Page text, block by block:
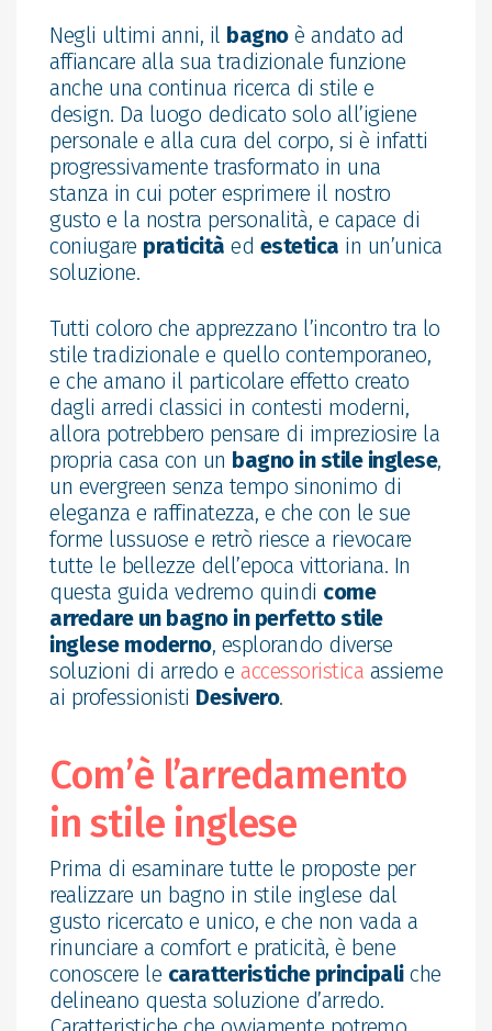
Negli ultimi anni, il bagnoè andato ad
affiancare alla sua tradizionale funzione
anche una continua ricerca di stile e
design. Da luogo dedicato solo all’igiene
personale e alla cura del corpo, si è infatti
progressivamente trasformato in una
stanza in cui poter esprimere il nostro
gusto e la nostra personalità, e capace di
coniugare praticità ed estetica in un’unica
soluzione.
Tutti coloro che apprezzano l’incontro tra lo
stile tradizionale e quello contemporaneo,
e che amano il particolare effetto creato
dagli arredi classici in contesti moderni,
allora potrebbero pensare di impreziosire la
propria casa con un bagno in stile inglese,
un evergreen senza tempo sinonimo di
eleganza e raffinatezza, e che con le sue
forme lussuose e retrò riesce a rievocare
tutte le bellezze dell’epoca vittoriana. In
questa guida vedremo quindi come
arredare un bagno in perfetto stile
inglese moderno, esplorando diverse
soluzioni di arredo e accessoristica assieme
ai professionisti Desivero.
Com’è l’arredamento
in stile inglese
Prima di esaminare tutte le proposte per
realizzare un bagno in stile inglese dal
gusto ricercato e unico, e che non vada a
rinunciare a comfort e praticità, è bene
conoscere le caratteristiche principaliche
delineano questa soluzione d’arredo.